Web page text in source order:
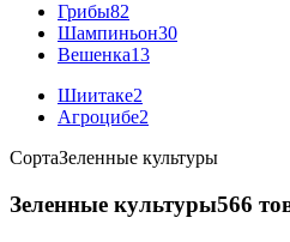
Грибы82
Шампиньон30
Вешенка13
Шиитаке2
Агроцибе2
СортаЗеленные культуры
Зеленные культуры566